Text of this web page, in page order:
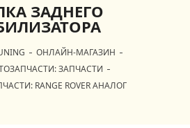
ЗАДНЕГО
ОНЛАЙН-МАГАЗИН
ЗАПЧАСТИ
RANGE ROVER АНАЛОГ